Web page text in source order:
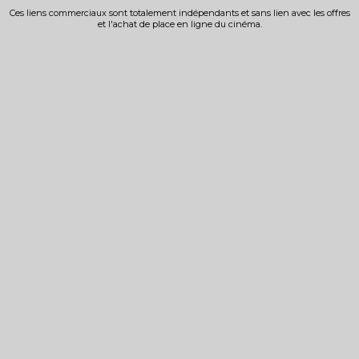
Ces liens commerciaux sont totalement indépendants et sans lien avec les offres
et l'achat de place en ligne du cinéma.